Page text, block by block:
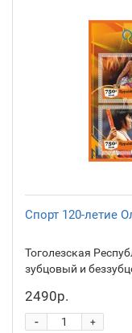
Спорт 120-летие
Тоголезская
зубцовый и
2490р.
+
-